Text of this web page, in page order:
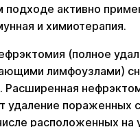
подходе активно
и химиотерапия.
(полное
лимфоузлами)
Расширенная
удаление пораженных
расположенных на